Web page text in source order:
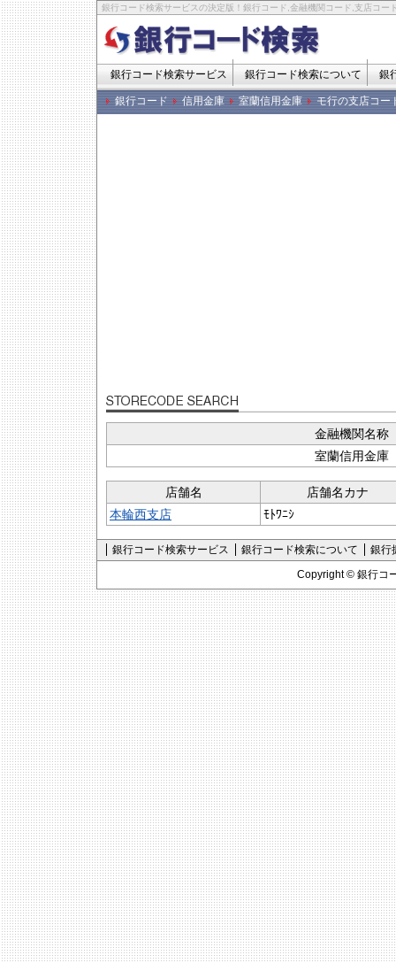
銀行コード検索サービスの決定版！銀行コード,金融機関コード,支店コー
銀行コード検索サービス 銀行コード検索について 銀
銀行コード 信用金庫 室蘭信用金庫 モ行の支店コー
金融機関名称
室蘭信用金庫
店舗名
店舗名カナ
本輪西支店
ﾓﾄﾜﾆｼ
銀行コード検索サービス 銀行コード検索について
銀行
Copyright © 銀行コ